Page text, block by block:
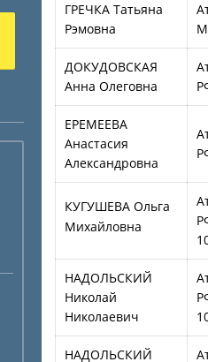
ГРЕЧКА Татьяна
Рэмовна
ДОКУДОВСКАЯ
Анна Олеговна
ЕРЕМЕЕВА
Анастасия
Александровна
КУГУШЕВА Ольга
Михайловна
НАДОЛЬСКИЙ
Николай
Николаевич
НАДОЛЬСКИЙ